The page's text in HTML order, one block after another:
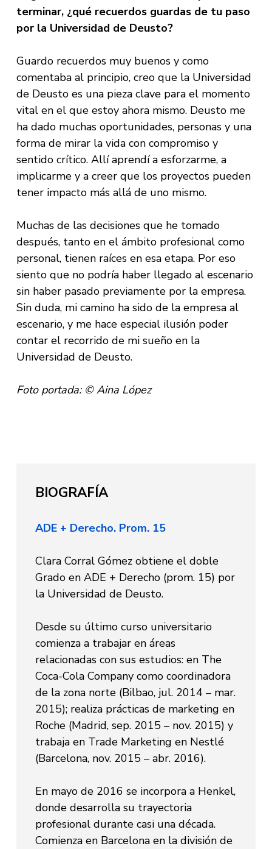
terminar, ¿qué recuerdos guardas de tu paso
por la Universidad de Deusto?
Guardo recuerdos muy buenos y como
comentaba al principio, creo que la Universidad
de Deusto es una pieza clave para el momento
vital en el que estoy ahora mismo. Deusto me
ha dado muchas oportunidades, personas y una
forma de mirar la vida con compromiso y
sentido crítico. Allí aprendí a esforzarme, a
implicarme y a creer que los proyectos pueden
tener impacto más allá de uno mismo.
Muchas de las decisiones que he tomado
después, tanto en el ámbito profesional como
personal, tienen raíces en esa etapa. Por eso
siento que no podría haber llegado al escenario
sin haber pasado previamente por la empresa.
Sin duda, mi camino ha sido de la empresa al
escenario, y me hace especial ilusión poder
contar el recorrido de mi sueño en la
Universidad de Deusto.
Foto portada: © Aina López
BIOGRAFÍA
ADE + Derecho. Prom. 15
Clara Corral Gómez obtiene el doble
Grado en ADE + Derecho (prom. 15) por
la Universidad de Deusto.
Desde su último curso universitario
comienza a trabajar en áreas
relacionadas con sus estudios: en The
Coca-Cola Company como coordinadora
de la zona norte (Bilbao, jul. 2014 – mar.
2015); realiza prácticas de marketing en
Roche (Madrid, sep. 2015 – nov. 2015) y
trabaja en Trade Marketing en Nestlé
(Barcelona, nov. 2015 – abr. 2016).
En mayo de 2016 se incorpora a Henkel,
donde desarrolla su trayectoria
profesional durante casi una década.
Comienza en Barcelona en la división de